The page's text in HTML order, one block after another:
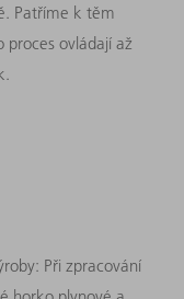
Patříme k těm
ovládají až
Při zpracování